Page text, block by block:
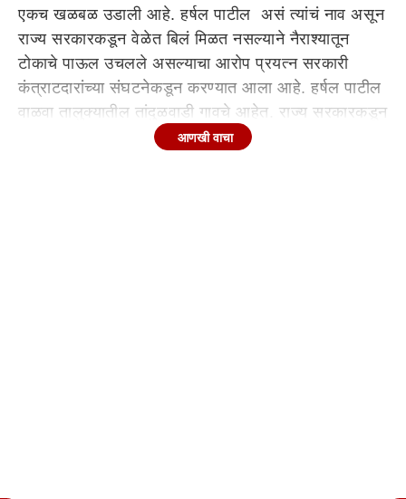
एकच खळबळ उडाली आहे. हर्षल पाटील असं त्यांचं नाव असून
राज्य सरकारकडून वेळेत बिलं मिळत नसल्याने नैराश्यातून
टोकाचे पाऊल उचलले असल्याचा आरोप प्रयत्न सरकारी
कंत्राटदारांच्या संघटनेकडून करण्यात आला आहे. हर्षल पाटील
वाळवा तालुक्यातील तांदुळवाडी गावचे आहेत. राज्य सरकारकडून
केलेल्या कामाचा मोबदलाच वेळेत मिळाला नसल्यानेच त्रासाला
आणखी वाचा